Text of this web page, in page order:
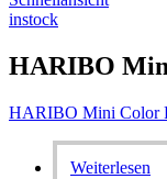
instock
HARIBO
HARIBO Mini Color
Weiterlesen